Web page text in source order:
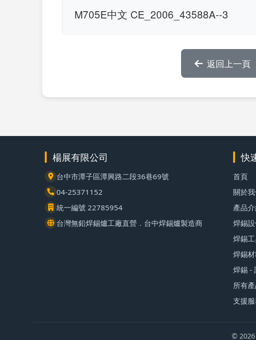
M705E中文 CE_2006_43588A--3
返回上一頁
楊展有限公司
台中市潭子區潭興路二段36巷69號
04-25371152
統一編號 22785954
台灣無鉛焊錫爐工廠直營．台中焊錫爐製造商
快
首頁
關於
產品
焊錫
焊錫
焊錫
焊錫 -
所有
支援
© 2026